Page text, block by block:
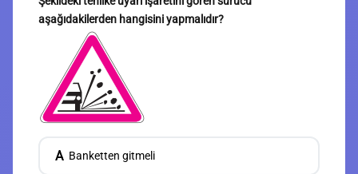
aşağıdakilerden hangisini yapmalıdır?
A Banketten gitmeli